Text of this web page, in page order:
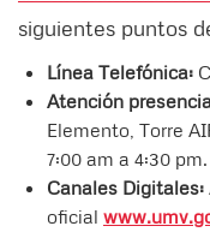
siguientes puntos
Línea Telefónica:
Atención
Elemento, Torre
7:00 am a 4:30
Canales Digitales:
oficial